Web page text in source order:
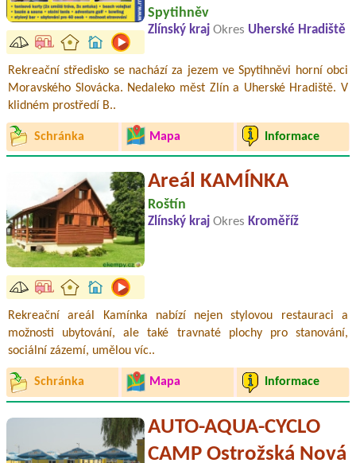
Spytihněv
Zlínský kraj Okres Uherské Hradiště
Rekreační středisko se nachází za jezem ve Spytihněvi horní obci
Moravského Slovácka. Nedaleko měst Zlín a Uherské Hradiště. V
klidném prostředí B..
Schránka Mapa Informace
Areál KAMÍNKA
Roštín
Zlínský kraj Okres Kroměříž
Rekreační areál Kamínka nabízí nejen stylovou restauraci a
možnosti ubytování, ale také travnaté plochy pro stanování,
sociální zázemí, umělou víc..
Schránka Mapa Informace
AUTO-AQUA-CYCLO
CAMP Ostrožská Nová